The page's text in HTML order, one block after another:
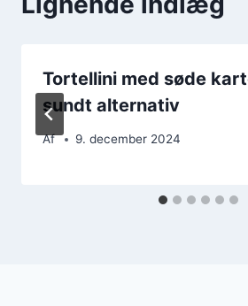
Tortellini med søde
sundt alternativ
Af 9. december 2024